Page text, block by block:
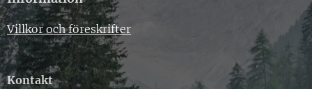
Villkor och föreskrifter
Kontakt